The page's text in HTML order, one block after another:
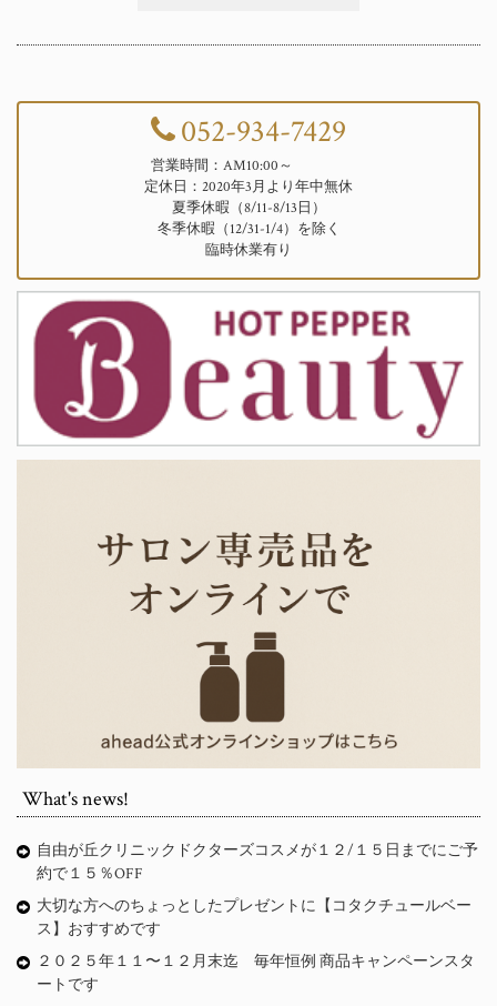
052-934-7429
営業時間：AM10:00～
定休日：2020年3月より年中無休
夏季休暇（8/11-8/13日）
冬季休暇（12/31-1/4）を除く
臨時休業有り
What's news!
自由が丘クリニックドクターズコスメが１２/１５日までにご予
約で１５％OFF
大切な方へのちょっとしたプレゼントに【コタクチュールベー
ス】おすすめです
２０２５年１１〜１２月末迄 毎年恒例 商品キャンペーンスタ
ートです